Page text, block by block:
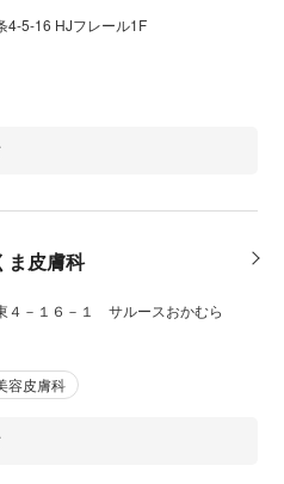
4-5-16 HJフレール1F
ま皮膚科
４－１６－１ サルースおかむら
容皮膚科